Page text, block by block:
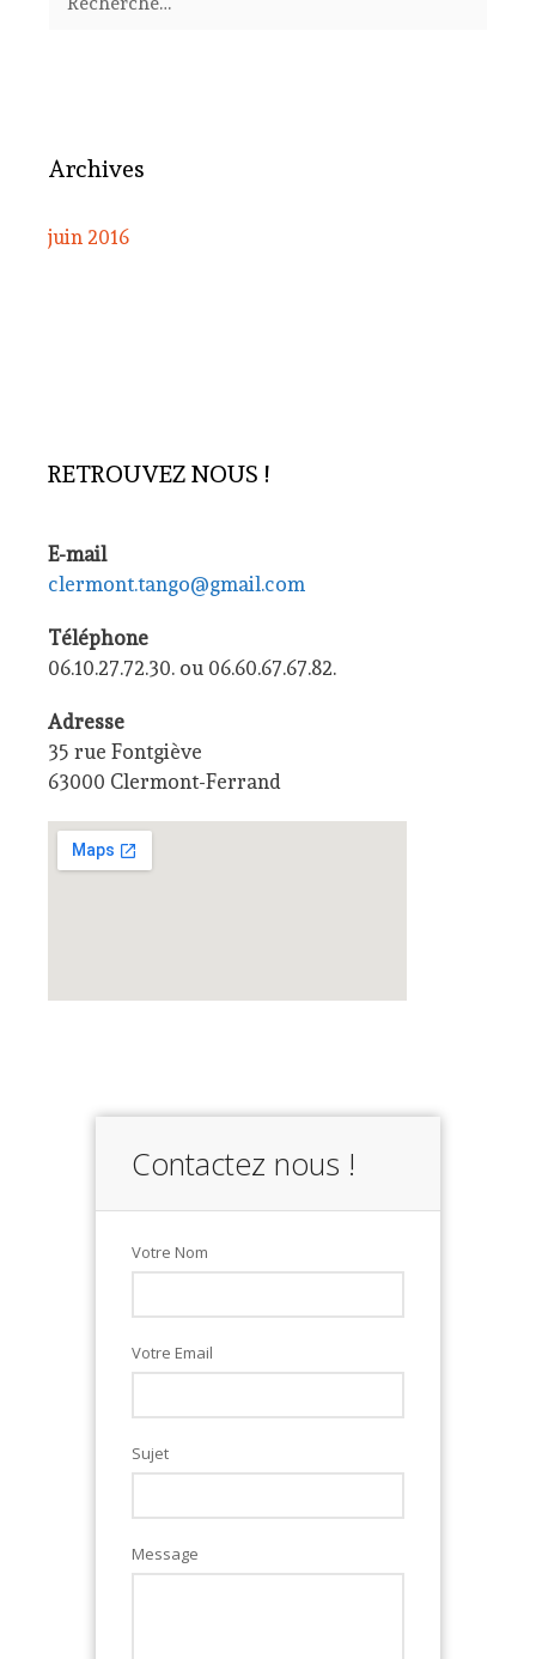
Archives
juin 2016
RETROUVEZ NOUS !
E-mail
clermont.tango@gmail.com
Téléphone
06.10.27.72.30. ou 06.60.67.67.82.
Adresse
35 rue Fontgiève
63000 Clermont-Ferrand
Contactez nous !
Votre Nom
Votre Email
Sujet
Message